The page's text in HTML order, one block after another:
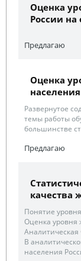
Оценка
России
Предлагаю
Оценка
населения
Развернутое
темы работы
большинстве
Предлагаю
качества
Понятие
Оценка уровня
Аналитическая
В
населения